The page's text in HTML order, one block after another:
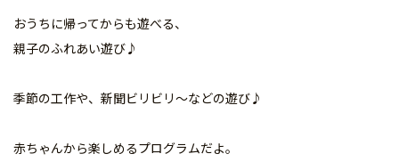
おうちに帰ってからも遊べる、
親子のふれあい遊び♪
季節の工作や、新聞ビリビリ～などの遊び♪
赤ちゃんから楽しめるプログラムだよ。